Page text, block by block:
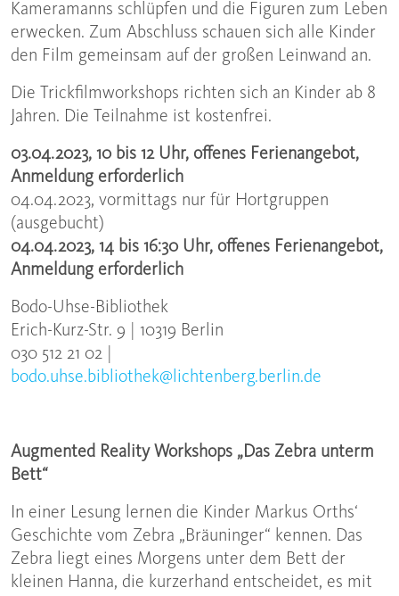
Kameramanns schlüpfen und die Figuren zum Leben
erwecken. Zum Abschluss schauen sich alle Kinder
den Film gemeinsam auf der großen Leinwand an.
Die Trickfilmworkshops richten sich an Kinder ab 8
Jahren. Die Teilnahme ist kostenfrei.
03.04.2023, 10 bis 12 Uhr, offenes Ferienangebot,
Anmeldung erforderlich
04.04.2023, vormittags nur für Hortgruppen
(ausgebucht)
04.04.2023, 14 bis 16:30 Uhr, offenes Ferienangebot,
Anmeldung erforderlich
Bodo-Uhse-Bibliothek
Erich-Kurz-Str. 9 | 10319 Berlin
030 512 21 02 |
bodo.uhse.bibliothek@lichtenberg.berlin.de
Augmented Reality Workshops „Das Zebra unterm
Bett“
In einer Lesung lernen die Kinder Markus Orths‘
Geschichte vom Zebra „Bräuninger“ kennen. Das
Zebra liegt eines Morgens unter dem Bett der
kleinen Hanna, die kurzerhand entscheidet, es mit